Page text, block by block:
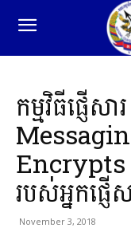
កម្មវិធីផ្ញើ
របស់អ្នកផ្ញើ
November 3, 2018